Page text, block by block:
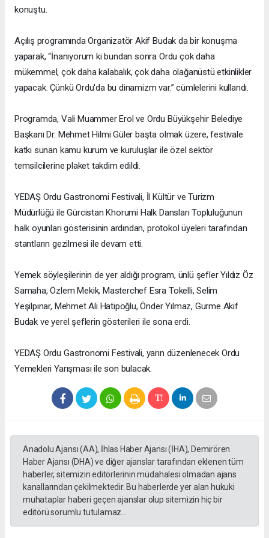
konuştu.
Açılış programında Organizatör Akif Budak da bir konuşma
yaparak, “İnanıyorum ki bundan sonra Ordu çok daha
mükemmel, çok daha kalabalık, çok daha olağanüstü etkinlikler
yapacak. Çünkü Ordu'da bu dinamizm var.” cümlelerini kullandı.
Programda, Vali Muammer Erol ve Ordu Büyükşehir Belediye
Başkanı Dr. Mehmet Hilmi Güler başta olmak üzere, festivale
katkı sunan kamu kurum ve kuruluşlar ile özel sektör
temsilcilerine plaket takdim edildi.
YEDAŞ Ordu Gastronomi Festivali, İl Kültür ve Turizm
Müdürlüğü ile Gürcistan Khorumi Halk Dansları Topluluğunun
halk oyunları gösterisinin ardından, protokol üyeleri tarafından
stantların gezilmesi ile devam etti.
Yemek söyleşilerinin de yer aldığı program, ünlü şefler Yıldız Öz
Samaha, Özlem Mekik, Masterchef Esra Tokelli, Selim
Yeşilpınar, Mehmet Ali Hatipoğlu, Önder Yılmaz, Gurme Akif
Budak ve yerel şeflerin gösterileri ile sona erdi.
YEDAŞ Ordu Gastronomi Festivali, yarın düzenlenecek Ordu
Yemekleri Yarışması ile son bulacak.
Anadolu Ajansı (AA), İhlas Haber Ajansı (İHA), Demirören
Haber Ajansı (DHA) ve diğer ajanslar tarafından eklenen tüm
haberler, sitemizin editörlerinin müdahalesi olmadan ajans
kanallarından çekilmektedir. Bu haberlerde yer alan hukuki
muhataplar haberi geçen ajanslar olup sitemizin hiç bir
editörü sorumlu tutulamaz...